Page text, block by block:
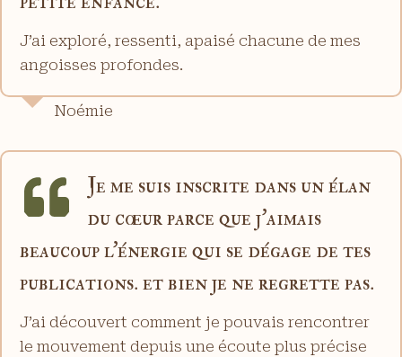
J’ai exploré, ressenti, apaisé chacune de mes
angoisses profondes.
Noémie
Je me suis inscrite dans un élan
du cœur parce que j’aimais
beaucoup l’énergie qui se dégage de tes
publications. et bien je ne regrette pas.
J’ai découvert comment je pouvais rencontrer
le mouvement depuis une écoute plus précise